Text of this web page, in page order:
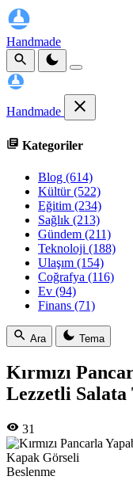
Handmade
Handmade
Kategoriler
Blog (614)
Kültür(522)
Eğitim (234)
Sağlık (213)
Gündem (211)
Teknoloji (188)
Ulaşım (154)
Coğrafya (116)
Ev (94)
Finans (71)
Ara Tema
Kırmızı
Lezzetli
31
Beslenme